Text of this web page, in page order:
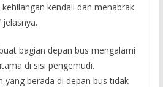
kendali dan menabrak
bagian depan bus mengalami
di sisi pengemudi.
yang berada di depan bus tidak